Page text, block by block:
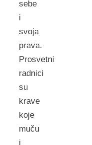
sebe
i
svoja
prava.
Prosvetni
radnici
su
krave
koje
muču
i